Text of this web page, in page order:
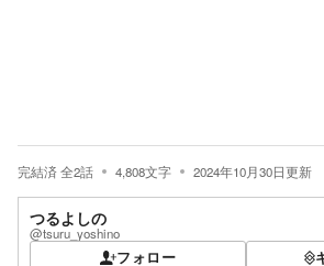
完結済全2話 4,808文字 2024年10月30日更新
つるよしの
@tsuru_yoshino
フォロー